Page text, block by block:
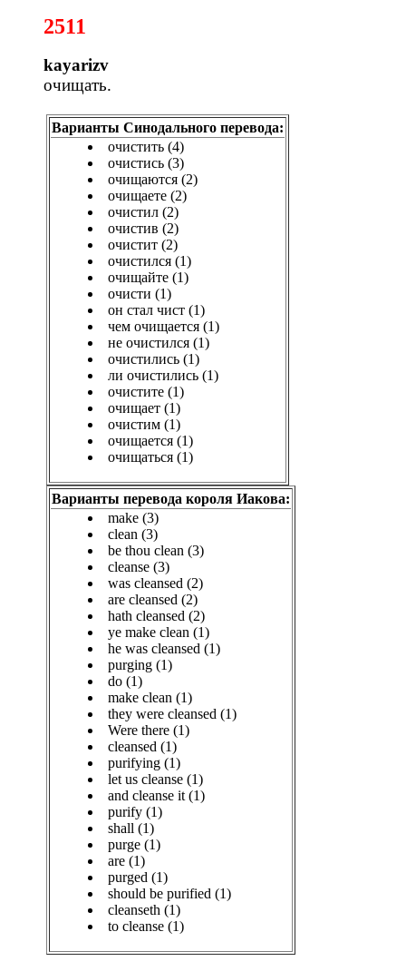
2511
kayarizv
очищать.
Варианты Синодального перевода:
очистить (4)
очистись (3)
очищаются (2)
очищаете (2)
очистил (2)
очистив (2)
очистит (2)
очистился (1)
очищайте (1)
очисти (1)
он стал чист (1)
чем очищается (1)
не очистился (1)
очистились (1)
ли очистились (1)
очистите (1)
очищает (1)
очистим (1)
очищается (1)
очищаться (1)
Варианты перевода короля Иакова:
make (3)
clean (3)
be thou clean (3)
cleanse (3)
was cleansed (2)
are cleansed (2)
hath cleansed (2)
ye make clean (1)
he was cleansed (1)
purging (1)
do (1)
make clean (1)
they were cleansed (1)
Were there (1)
cleansed (1)
purifying (1)
let us cleanse (1)
and cleanse it (1)
purify (1)
shall (1)
purge (1)
are (1)
purged (1)
should be purified (1)
cleanseth (1)
to cleanse (1)